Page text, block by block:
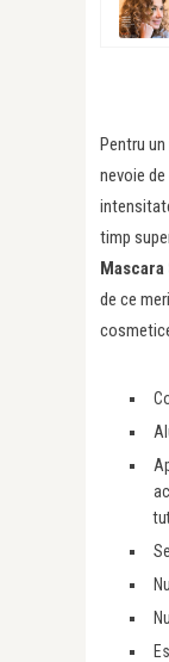
Pentru
nevoie
timp
Mascara
de ce